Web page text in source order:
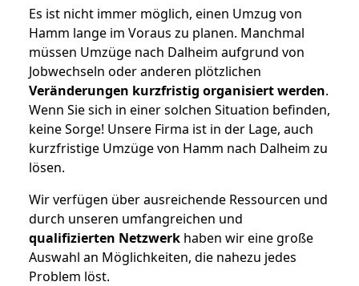
Es ist nicht immer möglich, einen Umzug von
Hamm lange im Voraus zu planen. Manchmal
müssen Umzüge nach Dalheim aufgrund von
Jobwechseln oder anderen plötzlichen
Veränderungen kurzfristig organisiert werden.
Wenn Sie sich in einer solchen Situation befinden,
keine Sorge! Unsere Firma ist in der Lage, auch
kurzfristige Umzüge von Hamm nach Dalheim zu
lösen.
Wir verfügen über ausreichende Ressourcen und
durch unseren umfangreichen und
qualifizierten Netzwerk haben wir eine große
Auswahl an Möglichkeiten, die nahezu jedes
Problem löst.